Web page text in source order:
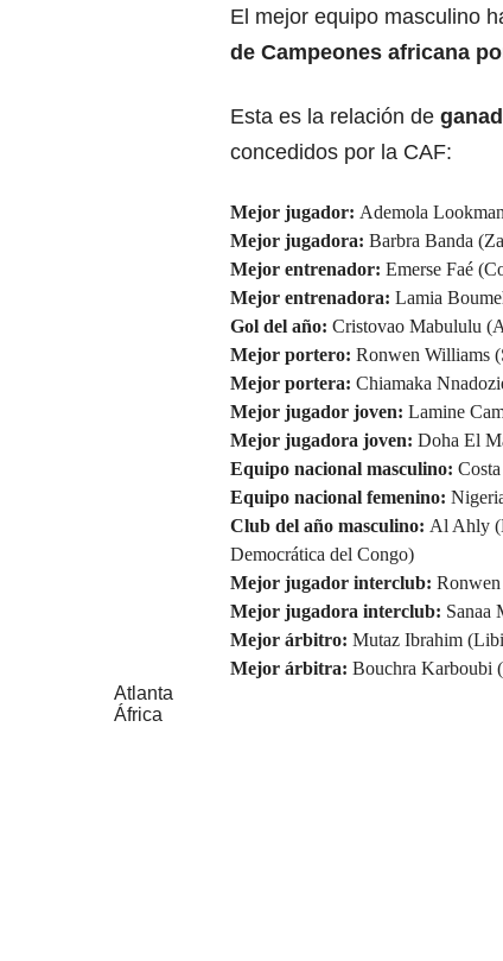
El mejor equipo masculino
de Campeones africana
Esta es la relación de
concedidos por la CAF:
Mejor jugador: Ademola
Mejor jugadora: Barbra Banda
Mejor entrenador: Emerse Faé
Mejor entrenadora: Lamia
Gol del año: Cristovao Mabululu
Mejor portero: Ronwen Williams
Mejor portera: Chiamaka
Mejor jugador joven: Lamine
Mejor jugadora joven: Doha El
Equipo nacional masculino:
Equipo nacional femenino:
Club del año masculino: Al Ahly
Democrática del Congo)
Mejor jugador interclub:
Mejor jugadora interclub: Sanaa
Mejor árbitro: Mutaz Ibrahim
Mejor árbitra: Bouchra Karboubi
Atlanta
África